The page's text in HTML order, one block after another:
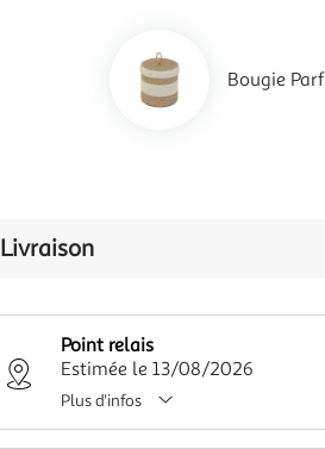
Bougie
Livraison
Point relais
Estimée le 13/08/2026
Plus d'infos